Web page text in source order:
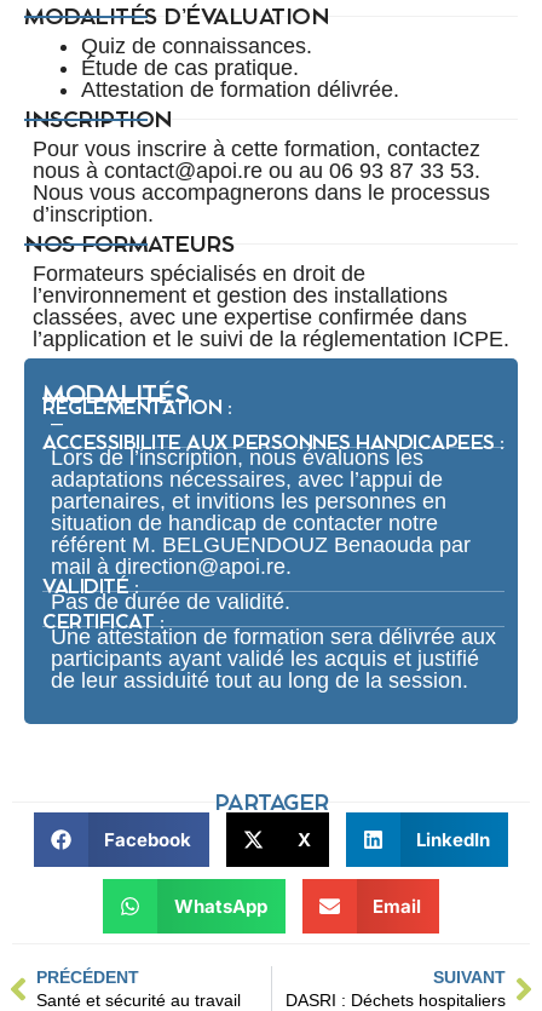
MODALITÉS D’ÉVALUATION
Quiz de connaissances.
Étude de cas pratique.
Attestation de formation délivrée.
INSCRIPTION
Pour vous inscrire à cette formation, contactez
nous à contact@apoi.re ou au 06 93 87 33 53.
Nous vous accompagnerons dans le processus
d’inscription.
NOS FORMATEURS
Formateurs spécialisés en droit de
l’environnement et gestion des installations
classées, avec une expertise confirmée dans
l’application et le suivi de la réglementation ICPE.
MODALITÉS
RÉGLEMENTATION :
–
ACCESSIBILITE AUX PERSONNES HANDICAPEES :
Lors de l’inscription, nous évaluons les
adaptations nécessaires, avec l’appui de
partenaires, et invitions les personnes en
situation de handicap de contacter notre
référent M. BELGUENDOUZ Benaouda par
mail à direction@apoi.re.
VALIDITÉ :
Pas de durée de validité.
CERTIFICAT :
Une attestation de formation sera délivrée aux
participants ayant validé les acquis et justifié
de leur assiduité tout au long de la session.
PARTAGER
Facebook X LinkedIn
WhatsApp Email
PRÉCÉDENT
Santé et sécurité au travail
SUIVANT
DASRI : Déchets hospitaliers